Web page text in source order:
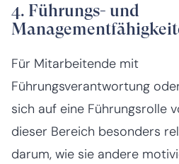
4. Führungs- und
Für Mitarbeitende mit
Führungsverantwortung
sich auf eine Führungsrolle
dieser Bereich besonders
darum, wie sie andere